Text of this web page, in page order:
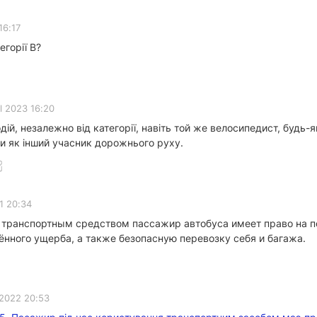
В?
2023 16:20
незалежно від категорії, навіть той же велосипедист,
як інший учасник дорожнього руху.
20:34
средством пассажир автобуса имеет право на
ущерба, а также безопасную перевозку себя и багажа.
20:53